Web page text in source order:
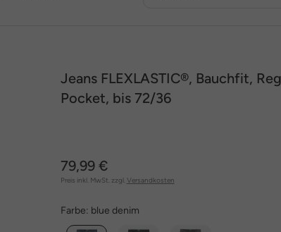
Jeans FLEXLASTIC®, Bauchfit,
Pocket, bis 72/36
79,99 €
Preis inkl. MwSt. zzgl. Versandkosten
Farbe: blue denim